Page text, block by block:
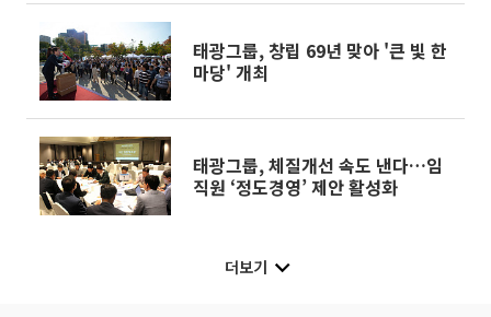
태광그룹, 창립 69년 맞아 '큰 빛 한
마당' 개최
태광그룹, 체질개선 속도 낸다…임
직원 ‘정도경영’ 제안 활성화
더보기